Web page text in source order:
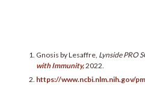
Gnosis by Lesaffre, Lynside PRO
with Immunity,2022.
https://www.ncbi.nlm.nih.gov/